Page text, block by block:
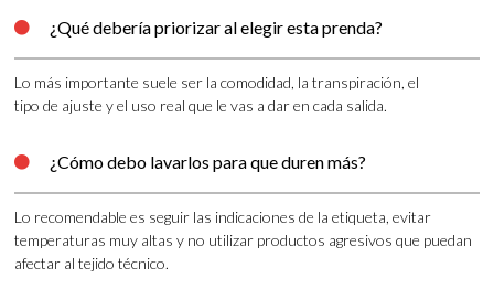
 ¿Qué debería priorizar al elegir esta prenda?
Lo más importante suele ser la comodidad, la transpiración, el
tipo de ajuste y el uso real que le vas a dar en cada salida.
 ¿Cómo debo lavarlos para que duren más?
Lo recomendable es seguir las indicaciones de la etiqueta, evitar
temperaturas muy altas y no utilizar productos agresivos que puedan
afectar al tejido técnico.